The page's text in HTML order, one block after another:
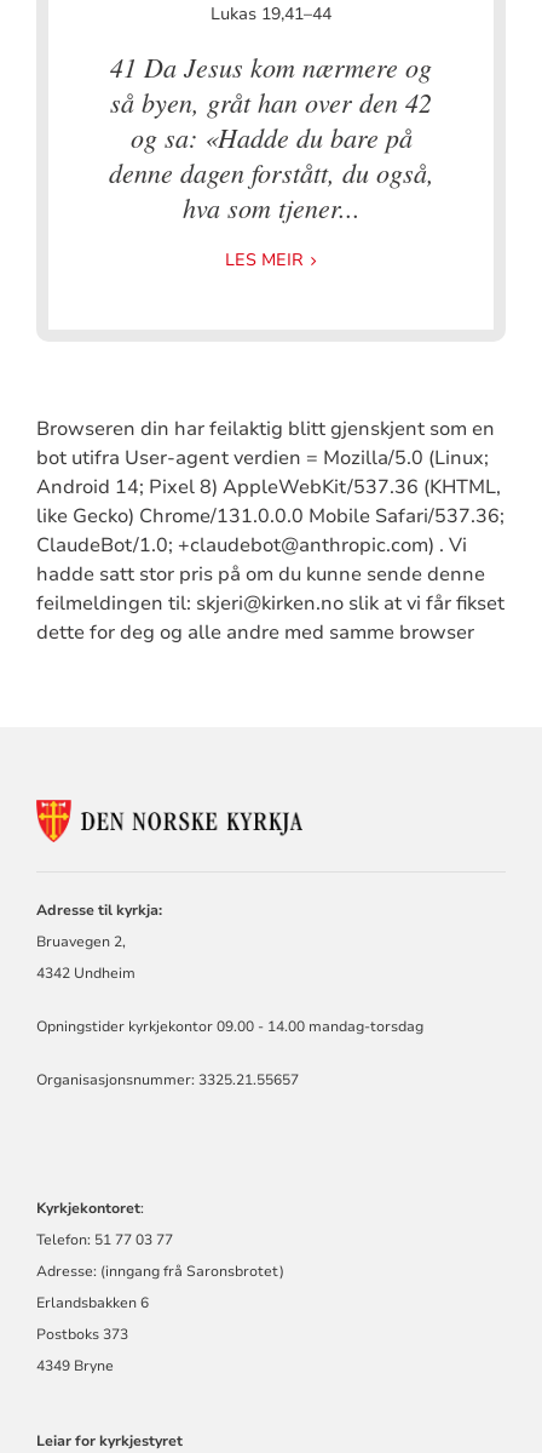
Lukas 19,41–44
41 Da Jesus kom nærmere og
så byen, gråt han over den 42
og sa: «Hadde du bare på
denne dagen forstått, du også,
hva som tjener...
LES MEIR
Browseren din har feilaktig blitt gjenskjent som en
bot utifra User-agent verdien = Mozilla/5.0 (Linux;
Android 14; Pixel 8) AppleWebKit/537.36 (KHTML,
like Gecko) Chrome/131.0.0.0 Mobile Safari/537.36;
ClaudeBot/1.0; +claudebot@anthropic.com) . Vi
hadde satt stor pris på om du kunne sende denne
feilmeldingen til: skjeri@kirken.no slik at vi får fikset
dette for deg og alle andre med samme browser
FOR
Adresse til kyrkja:
Bruavegen 2,
4342 Undheim
Opningstider kyrkjekontor 09.00 - 14.00 mandag-torsdag
Organisasjonsnummer: 3325.21.55657
Kyrkjekontoret:
Telefon: 51 77 03 77
Adresse: (inngang frå Saronsbrotet)
Erlandsbakken 6
Postboks 373
4349 Bryne
Leiar for kyrkjestyret